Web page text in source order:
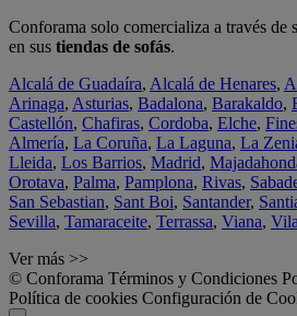
Conforama solo comercializa a través de
en sus tiendas de sofás.
Alcalá de Guadaíra, Alcalá de Henares,
Arinaga, Asturias, Badalona, Barakaldo,
Castellón, Chafiras, Cordoba, Elche,
Almería, La Coruña, La Laguna, La
Lleida, Los Barrios, Madrid,
Orotava, Palma, Pamplona, Rivas,
San Sebastian, Sant Boi, Santander,
Sevilla, Tamaraceite, Terrassa, Viana,
Ver más >>
© Conforama Términos y Condiciones
Política de cookies Configuración de